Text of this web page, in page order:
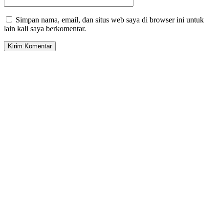
Simpan nama, email, dan situs web saya di browser ini untuk
lain kali saya berkomentar.